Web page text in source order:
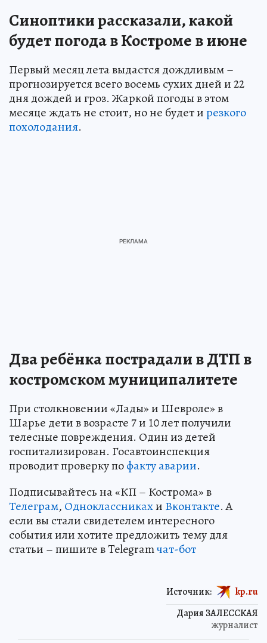
Синоптики рассказали, какой
будет погода в Костроме в июне
Первый месяц лета выдастся дождливым –
прогнозируется всего восемь сухих дней и 22
дня дождей и гроз. Жаркой погоды в этом
месяце ждать не стоит, но не будет ирезкого
похолодания.
Два ребёнка пострадали в ДТП в
костромском муниципалитете
При столкновении «Лады» и Шевроле» в
Шарье дети в возрасте 7 и 10 лет получили
телесные повреждения. Один из детей
госпитализирован. Госавтоинспекция
проводит проверку пофакту аварии.
Подписывайтесь на «КП – Кострома» в
Телеграм, Одноклассникахи Вконтакте. А
если вы стали свидетелем интересного
события или хотите предложить тему для
статьи – пишите в Telegramчат-бот
Дария ЗАЛЕССКАЯ
журналист
Источник: kp.ru